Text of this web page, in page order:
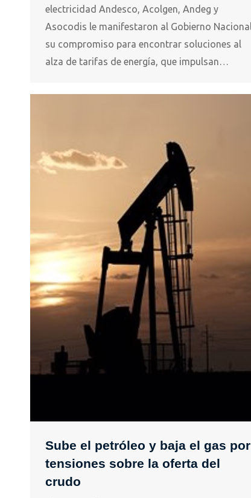
electricidad Andesco, Acolgen, Andeg y
Asocodis le manifestaron al Gobierno Nacional
su compromiso para encontrar soluciones al
alza de tarifas de energía, que impulsan…
Sube el petróleo y baja el gas por
tensiones sobre la oferta del
crudo